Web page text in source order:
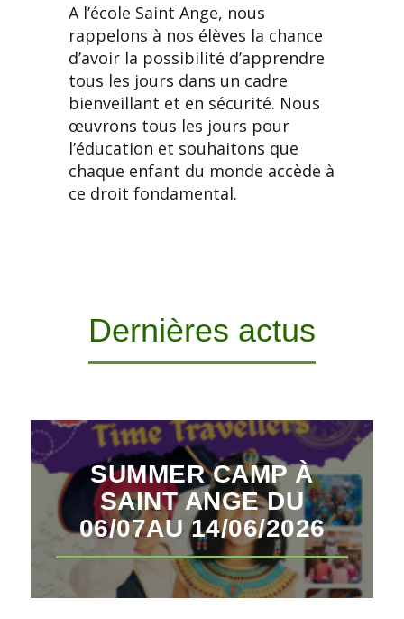
A l’école Saint Ange, nous
rappelons à nos élèves la chance
d’avoir la possibilité d’apprendre
tous les jours dans un cadre
bienveillant et en sécurité. Nous
œuvrons tous les jours pour
l’éducation et souhaitons que
chaque enfant du monde accède à
ce droit fondamental.
Dernières actus
SUMMER CAMP À
SAINT ANGE DU
06/07AU 14/06/2026